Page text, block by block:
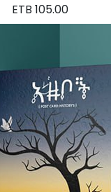
ETB 105.00